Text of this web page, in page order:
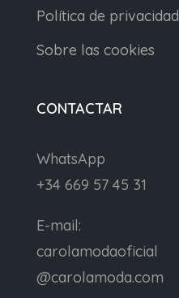
Política de privacidad
Sobre las cookies
CONTACTAR
WhatsApp
+34 669 57 45 31
E-mail:
carolamodaoficial
@carolamoda.com